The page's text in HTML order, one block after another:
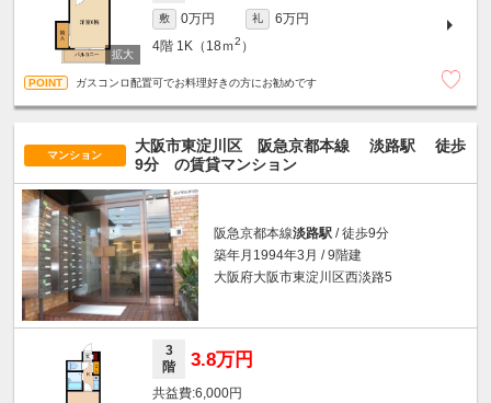
敷 0万円 礼
6万円
4階 1K（18ｍ2 ）
ガスコンロ配置可でお料理好きの方にお勧めです
マンション
大阪市東淀川区 阪急京都本線 淡路駅
徒歩
9分 の賃貸マンション
阪急京都本線淡路駅 / 徒歩9分
築年月1994年3月 / 9階建
大阪府大阪市東淀川区西淡路5
3
階
3.8万円
6,000円